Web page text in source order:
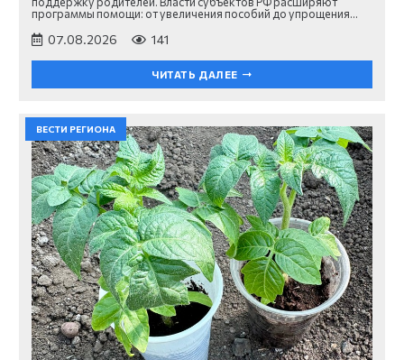
программы помощи: от увеличения пособий до упрощения…
07.08.2026 141
ЧИТАТЬ ДАЛЕЕ
ВЕСТИ РЕГИОНА